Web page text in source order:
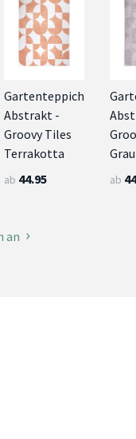
Gartenteppich
Abstrakt -
Groovy Tiles
Terrakotta
ab 44.95
Grau
ab
an